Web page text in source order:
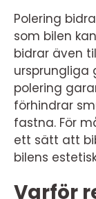
Polering
som bilen
bidrar även
ursprungliga
polering
förhindrar
fastna. För
ett sätt att
bilens
Varför